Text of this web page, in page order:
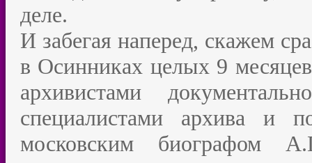
деле.
И забегая наперед, скажем
в Осинниках целых 9
архивистами
специалистами архива и
московским биографом